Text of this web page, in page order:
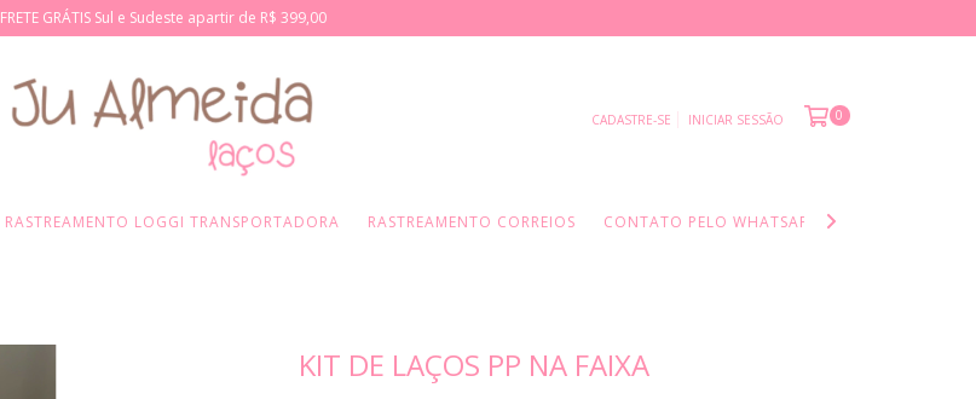
FRETE GRÁTIS Sul e Sudeste apartir de R$ 399,00
CADASTRE-SE INICIAR SESSÃO 0
RASTREAMENTO LOGGI TRANSPORTADORA RASTREAMENTO CORREIOS CONTATO PELO WHATSAPP
KIT DE LAÇOS PP NA FAIXA